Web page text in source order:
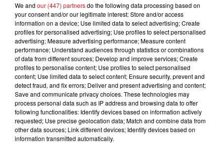
15 juillet 2026
BÉTHUNE: ENQUÊTE POUR HOMICIDE
VOLONTAIRE EN COURS, APRÈS LA...
Selon les premiers éléments, le logement servait
à des prostituées
We and our (447) partnersdo the following data processing based on
your consent and/or our legitimate interest: Store and/or access
information on a device; Use limited data to select advertising; Create
profiles for personalised advertising; Use profiles to select personalised
advertising; Measure advertising performance; Measure content
performance; Understand audiences through statistics or combinations
of data from different sources; Develop and improve services; Create
profiles to personalise content; Use profiles to select personalised
content; Use limited data to select content; Ensure security, prevent and
detect fraud, and fix errors; Deliver and present advertising and content;
Save and communicate privacy choices. These technologies may
process personal data such as IP address and browsing data to offer
following functionalities: Identify devices based on information actively
requested; Use precise geolocation data; Match and combine data from
other data sources; Link different devices; Identify devices based on
information transmitted automatically.